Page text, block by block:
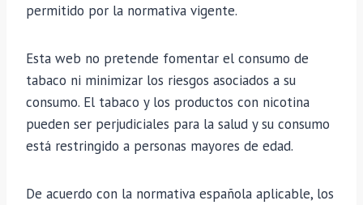
permitido por la normativa vigente.
Esta web no pretende fomentar el consumo de
tabaco ni minimizar los riesgos asociados a su
consumo. El tabaco y los productos con nicotina
pueden ser perjudiciales para la salud y su consumo
está restringido a personas mayores de edad.
De acuerdo con la normativa española aplicable, los